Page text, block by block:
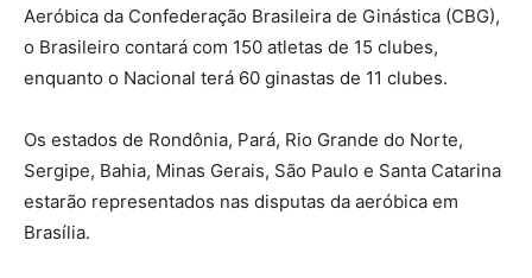
Aeróbica da Confederação Brasileira de Ginástica (CBG),
o Brasileiro contará com 150 atletas de 15 clubes,
enquanto o Nacional terá 60 ginastas de 11 clubes.
Os estados de Rondônia, Pará, Rio Grande do Norte,
Sergipe, Bahia, Minas Gerais, São Paulo e Santa Catarina
estarão representados nas disputas da aeróbica em
Brasília.